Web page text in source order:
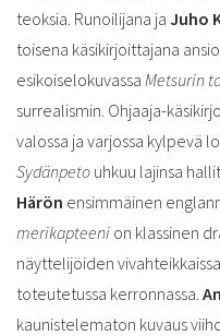
teoksia. Runoilijana ja Juho
toisena käsikirjoittajana
esikoiselokuvassa Metsurin
surrealismin. Ohjaaja-
valossa ja varjossa kylpevä
Sydänpeto uhkuu lajinsa
Härön ensimmäinen
merikapteeni on klassinen
näyttelijöiden
toteutetussa kerronnassa.
kaunistelematon kuvaus